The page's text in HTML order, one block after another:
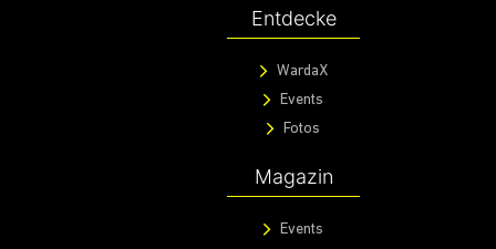
Entdecke
WardaX
Events
Fotos
Magazin
Events